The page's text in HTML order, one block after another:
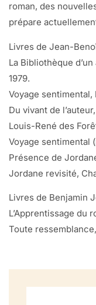
roman, des
prépare
Livres de Jean-
La Bibliothèque
1979.
Voyage sentimental,
Du vivant de
Louis-René des
Voyage sentimental
Présence de
Jordane revisité,
Livres de Benjamin
L’Apprentissage du
Toute